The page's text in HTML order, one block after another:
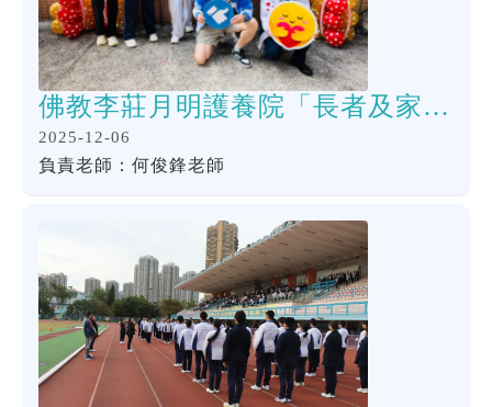
佛教李莊月明護養院「長者及家屬懇親同樂日」義工服務
2025-12-06
負責老師：何俊鋒老師